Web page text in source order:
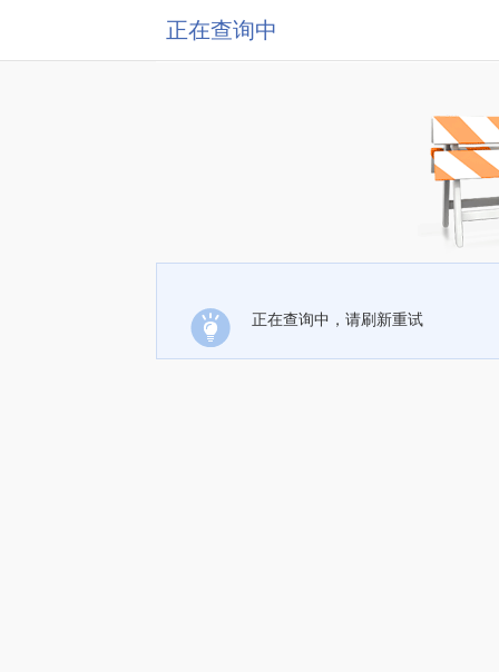
正在查询中
正在查询中，请刷新重试